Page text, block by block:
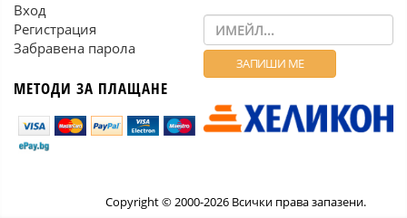
Вход
Регистрация
Забравена парола
МЕТОДИ ЗА ПЛАЩАНЕ
Copyright © 2000-2026 Всички права запазени.